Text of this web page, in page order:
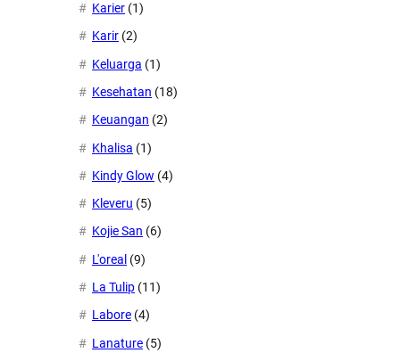
Karier (1)
Karir (2)
Keluarga (1)
Kesehatan (18)
Keuangan (2)
Khalisa (1)
Kindy Glow (4)
Kleveru (5)
Kojie San (6)
L'oreal (9)
La Tulip (11)
Labore (4)
Lanature (5)